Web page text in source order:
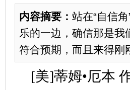
内容摘要： 站在“自信
乐的一边，确信那是我
符合预期，而且来得刚
[美]蒂姆•厄本